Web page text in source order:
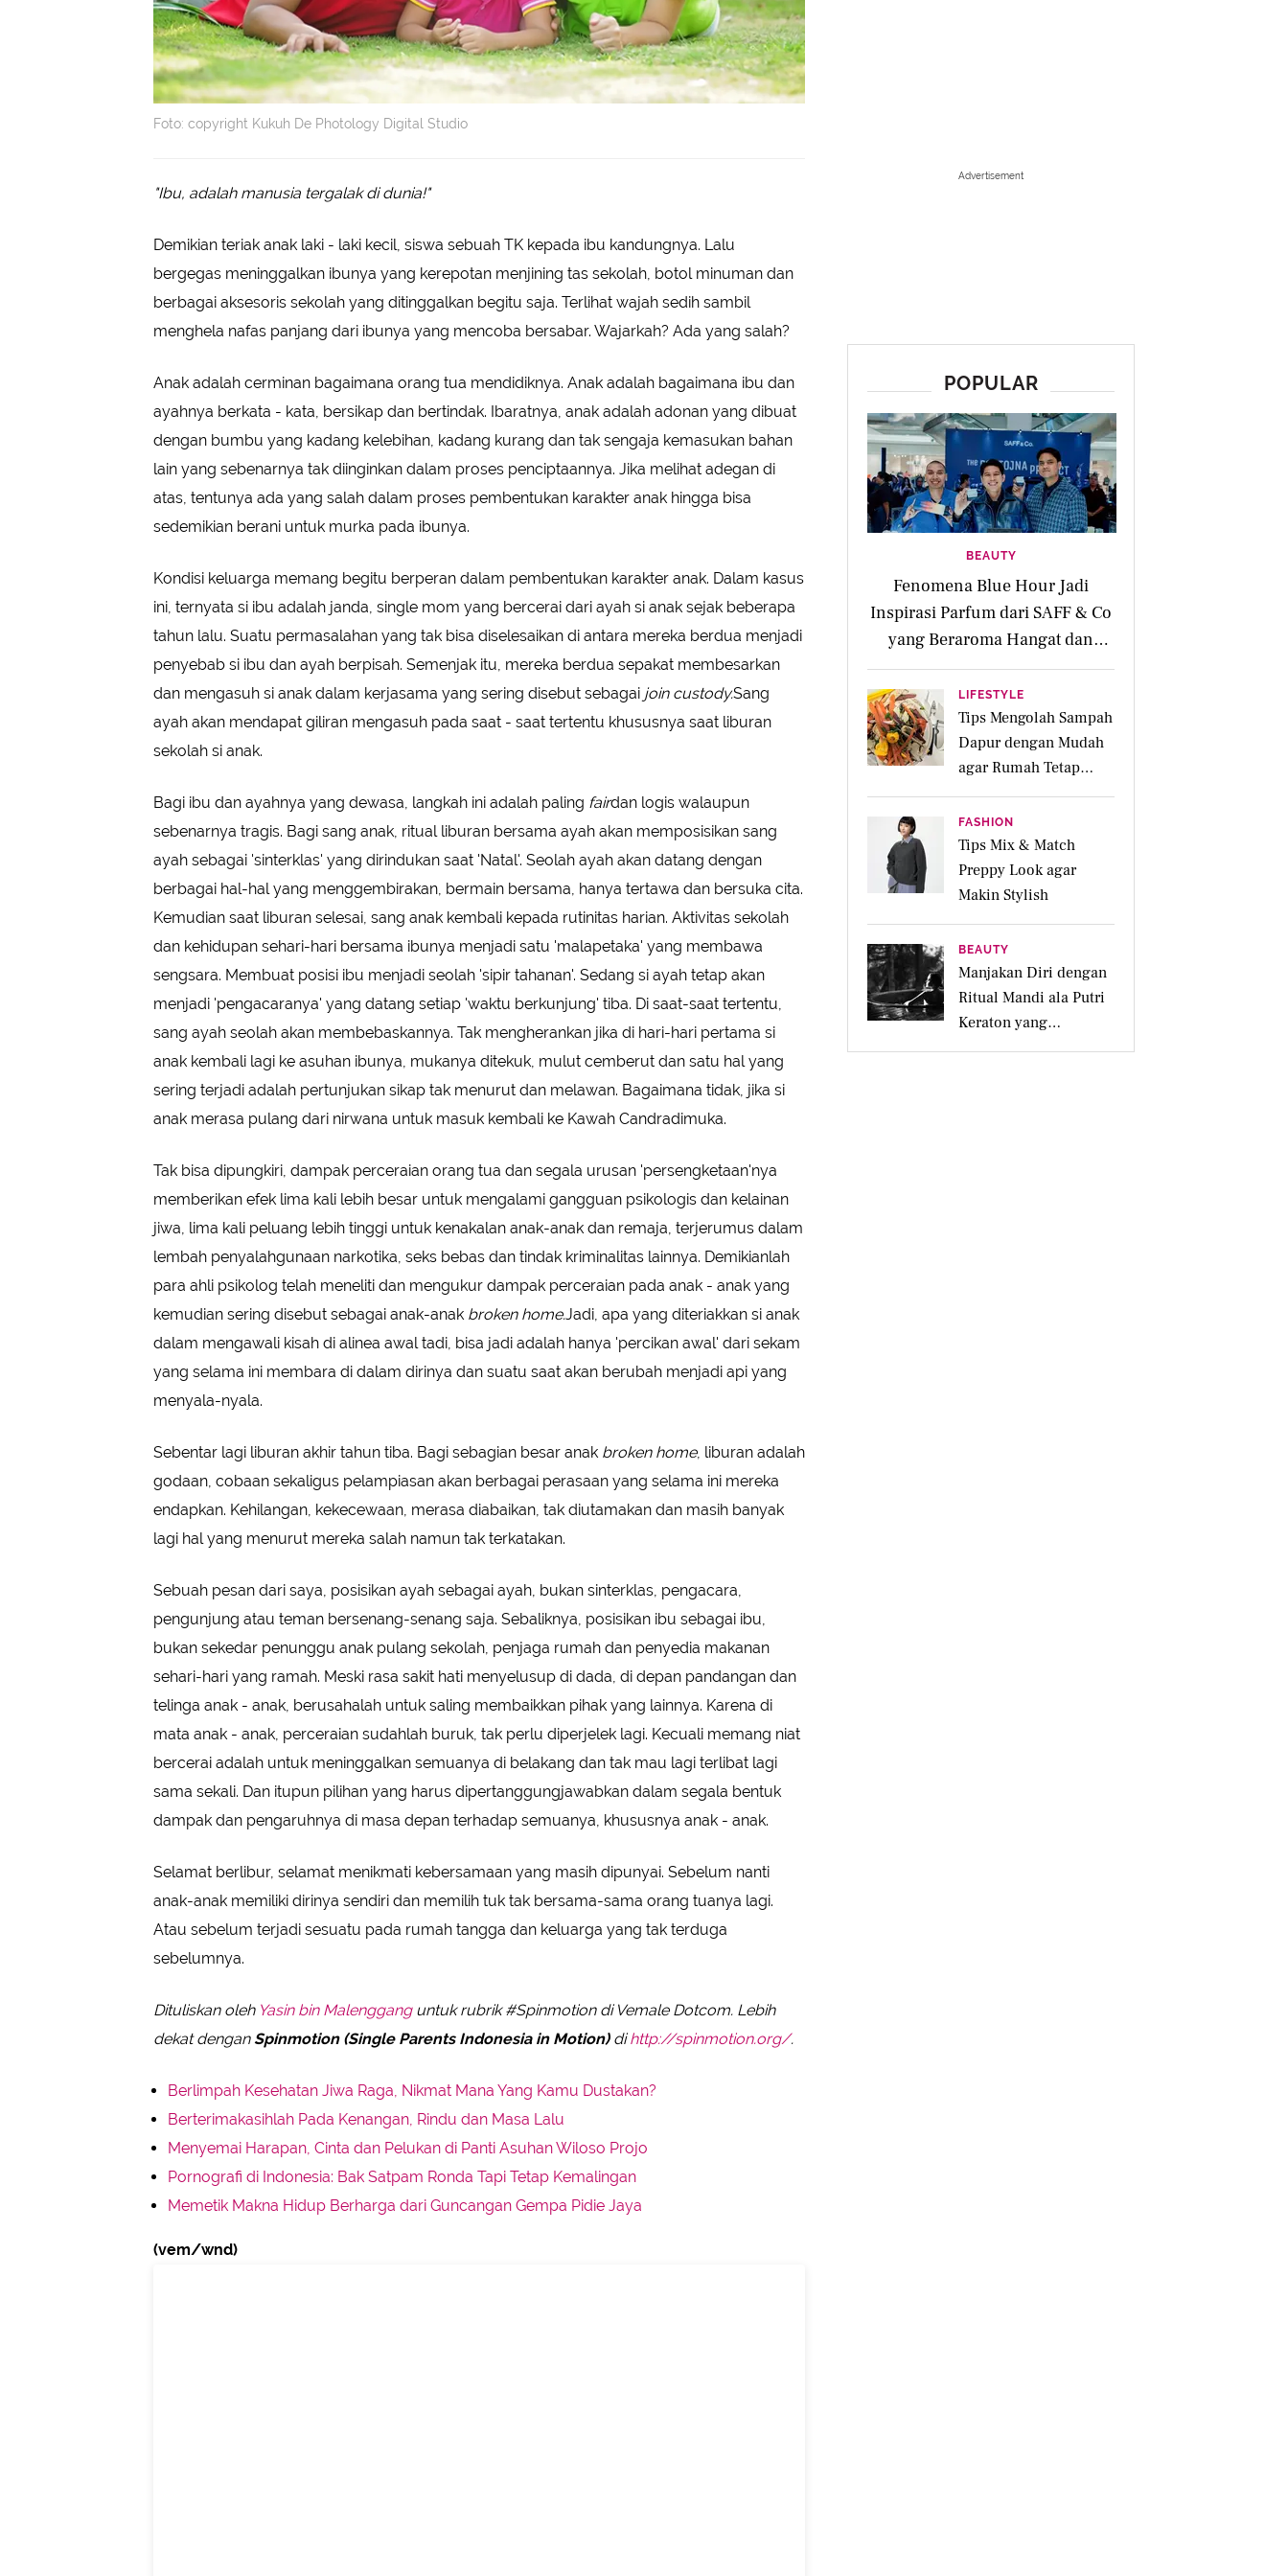
Foto: copyright Kukuh De Photology Digital Studio
"Ibu, adalah manusia tergalak di dunia!"
Demikian teriak anak laki - laki kecil, siswa sebuah TK kepada ibu kandungnya. Lalu
bergegas meninggalkan ibunya yang kerepotan menjining tas sekolah, botol minuman dan
berbagai aksesoris sekolah yang ditinggalkan begitu saja. Terlihat wajah sedih sambil
menghela nafas panjang dari ibunya yang mencoba bersabar. Wajarkah? Ada yang salah?
Anak adalah cerminan bagaimana orang tua mendidiknya. Anak adalah bagaimana ibu dan
ayahnya berkata - kata, bersikap dan bertindak. Ibaratnya, anak adalah adonan yang dibuat
dengan bumbu yang kadang kelebihan, kadang kurang dan tak sengaja kemasukan bahan
lain yang sebenarnya tak diinginkan dalam proses penciptaannya. Jika melihat adegan di
atas, tentunya ada yang salah dalam proses pembentukan karakter anak hingga bisa
sedemikian berani untuk murka pada ibunya.
Kondisi keluarga memang begitu berperan dalam pembentukan karakter anak. Dalam kasus
ini, ternyata si ibu adalah janda, single mom yang bercerai dari ayah si anak sejak beberapa
tahun lalu. Suatu permasalahan yang tak bisa diselesaikan di antara mereka berdua menjadi
penyebab si ibu dan ayah berpisah. Semenjak itu, mereka berdua sepakat membesarkan
dan mengasuh si anak dalam kerjasama yang sering disebut sebagai join custody.Sang
ayah akan mendapat giliran mengasuh pada saat - saat tertentu khususnya saat liburan
sekolah si anak.
Bagi ibu dan ayahnya yang dewasa, langkah ini adalah paling fairdan logis walaupun
sebenarnya tragis. Bagi sang anak, ritual liburan bersama ayah akan memposisikan sang
ayah sebagai 'sinterklas' yang dirindukan saat 'Natal'. Seolah ayah akan datang dengan
berbagai hal-hal yang menggembirakan, bermain bersama, hanya tertawa dan bersuka cita.
Kemudian saat liburan selesai, sang anak kembali kepada rutinitas harian. Aktivitas sekolah
dan kehidupan sehari-hari bersama ibunya menjadi satu 'malapetaka' yang membawa
sengsara. Membuat posisi ibu menjadi seolah 'sipir tahanan'. Sedang si ayah tetap akan
menjadi 'pengacaranya' yang datang setiap 'waktu berkunjung' tiba. Di saat-saat tertentu,
sang ayah seolah akan membebaskannya. Tak mengherankan jika di hari-hari pertama si
anak kembali lagi ke asuhan ibunya, mukanya ditekuk, mulut cemberut dan satu hal yang
sering terjadi adalah pertunjukan sikap tak menurut dan melawan. Bagaimana tidak, jika si
anak merasa pulang dari nirwana untuk masuk kembali ke Kawah Candradimuka.
Tak bisa dipungkiri, dampak perceraian orang tua dan segala urusan 'persengketaan'nya
memberikan efek lima kali lebih besar untuk mengalami gangguan psikologis dan kelainan
jiwa, lima kali peluang lebih tinggi untuk kenakalan anak-anak dan remaja, terjerumus dalam
lembah penyalahgunaan narkotika, seks bebas dan tindak kriminalitas lainnya. Demikianlah
para ahli psikolog telah meneliti dan mengukur dampak perceraian pada anak - anak yang
kemudian sering disebut sebagai anak-anak broken home.Jadi, apa yang diteriakkan si anak
dalam mengawali kisah di alinea awal tadi, bisa jadi adalah hanya 'percikan awal' dari sekam
yang selama ini membara di dalam dirinya dan suatu saat akan berubah menjadi api yang
menyala-nyala.
Sebentar lagi liburan akhir tahun tiba. Bagi sebagian besar anak broken home, liburan adalah
godaan, cobaan sekaligus pelampiasan akan berbagai perasaan yang selama ini mereka
endapkan. Kehilangan, kekecewaan, merasa diabaikan, tak diutamakan dan masih banyak
lagi hal yang menurut mereka salah namun tak terkatakan.
Sebuah pesan dari saya, posisikan ayah sebagai ayah, bukan sinterklas, pengacara,
pengunjung atau teman bersenang-senang saja. Sebaliknya, posisikan ibu sebagai ibu,
bukan sekedar penunggu anak pulang sekolah, penjaga rumah dan penyedia makanan
sehari-hari yang ramah. Meski rasa sakit hati menyelusup di dada, di depan pandangan dan
telinga anak - anak, berusahalah untuk saling membaikkan pihak yang lainnya. Karena di
mata anak - anak, perceraian sudahlah buruk, tak perlu diperjelek lagi. Kecuali memang niat
bercerai adalah untuk meninggalkan semuanya di belakang dan tak mau lagi terlibat lagi
sama sekali. Dan itupun pilihan yang harus dipertanggungjawabkan dalam segala bentuk
dampak dan pengaruhnya di masa depan terhadap semuanya, khususnya anak - anak.
Selamat berlibur, selamat menikmati kebersamaan yang masih dipunyai. Sebelum nanti
anak-anak memiliki dirinya sendiri dan memilih tuk tak bersama-sama orang tuanya lagi.
Atau sebelum terjadi sesuatu pada rumah tangga dan keluarga yang tak terduga
sebelumnya.
Dituliskan oleh Yasin bin Malengganguntuk rubrik #Spinmotion di Vemale Dotcom. Lebih
dekat dengan Spinmotion (Single Parents Indonesia in Motion)dihttp://spinmotion.org/.
Berlimpah Kesehatan Jiwa Raga, Nikmat Mana Yang Kamu Dustakan?
Berterimakasihlah Pada Kenangan, Rindu dan Masa Lalu
Menyemai Harapan, Cinta dan Pelukan di Panti Asuhan Wiloso Projo
Pornografi di Indonesia: Bak Satpam Ronda Tapi Tetap Kemalingan
Memetik Makna Hidup Berharga dari Guncangan Gempa Pidie Jaya
(vem/wnd)
Advertisement
POPULAR
BEAUTY
Fenomena Blue Hour Jadi
Inspirasi Parfum dari SAFF & Co
yang Beraroma Hangat dan
Memikat
LIFESTYLE
Tips Mengolah Sampah
Dapur dengan Mudah
agar Rumah Tetap
Bersih dan Ramah
Lingkungan
FASHION
Tips Mix & Match
Preppy Look agar
Makin Stylish
BEAUTY
Manjakan Diri dengan
Ritual Mandi ala Putri
Keraton yang
Menenangkan untuk